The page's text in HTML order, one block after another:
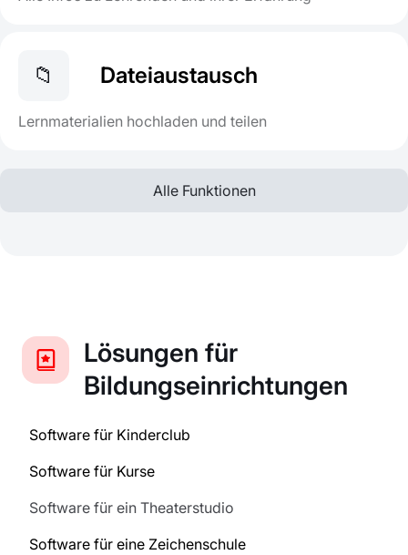
📁 Dateiaustausch
Lernmaterialien hochladen und teilen
Alle Funktionen
Lösungen für
Bildungseinrichtungen
Software für Kinderclub
Software für Kurse
Software für ein Theaterstudio
Software für eine Zeichenschule